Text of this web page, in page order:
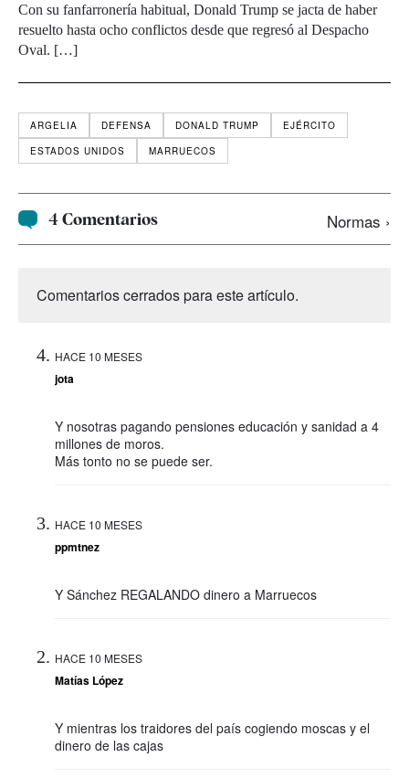
Con su fanfarronería habitual, Donald Trump se jacta de haber
resuelto hasta ocho conflictos desde que regresó al Despacho
Oval. […]
ARGELIA DEFENSA DONALD TRUMP
EJÉRCITO
ESTADOS UNIDOS
MARRUECOS
4 Comentarios Normas ›
Comentarios cerrados para este artículo.
HACE 10 MESES
jota
Y nosotras pagando pensiones educación y sanidad a 4
millones de moros.
Más tonto no se puede ser.
HACE 10 MESES
ppmtnez
Y Sánchez REGALANDO dinero a Marruecos
HACE 10 MESES
Matías López
Y mientras los traidores del país cogiendo moscas y el
dinero de las cajas